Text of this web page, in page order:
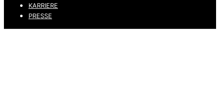
KARRIERE
PRESSE